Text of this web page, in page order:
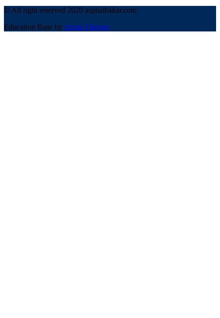
© All right reserved 2020 asphalbakar.com
Education Base by Acme Themes